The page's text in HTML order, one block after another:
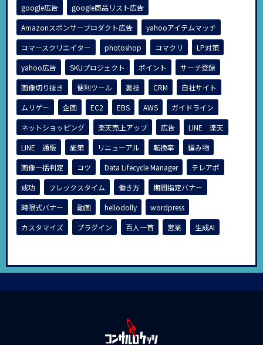
google広告
google商品リスト広告
Amazonスポンサープロダクト広告
yahooアイテムマッチ
コマースクリエイター
photoshop コマクリ
LP対策
yahoo広告
SKUプロジェクト ポイント
サーチ登録
画像切り抜き
便利ツール 裏技 CRM
自社サイト
ムリゲー
企画 EC2 EBS AWS
ガイドライン
ネットショッピング
楽天売上アップ 広告
LINE 楽天
LINE 通販
施策 リニューアル 転換率
編み物
画像一括判定
コツ Data Lifecycle Manager
テレアポ
成功
フレックスタイム 働き方
期間指定バナー
時限式バナー
動画 hellodolly
wordpress
カスタマイズ
プラグイン 百人一首 営業 生成AI